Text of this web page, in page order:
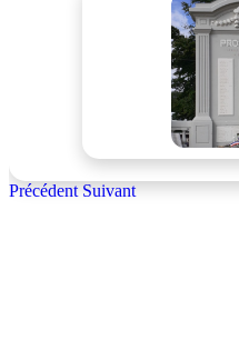
Précédent Suivant